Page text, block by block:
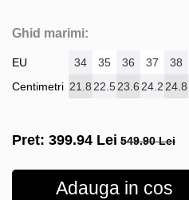
Ghid marimi:
EU
Centimetri
34 35 36 37 38
21.8 22.523.6 24.2 24.8
Pret: 399.94 Lei 549.90 Lei
Adauga in cos